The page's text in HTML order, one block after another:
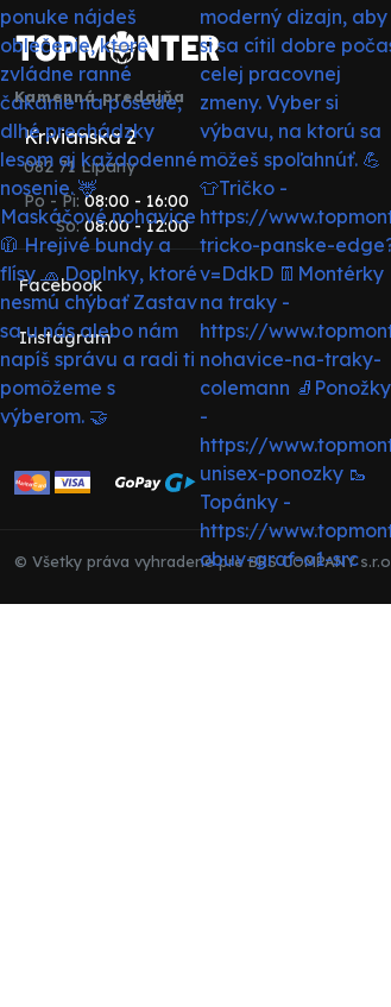
Kamenná predajňa
Krivianska 2
082 71 Lipany
Po - Pi:
So:
08:00 - 16:00
08:00 - 12:00
Facebook
Instagram
© Všetky práva vyhradené pre BRS COMPANY s.r.o